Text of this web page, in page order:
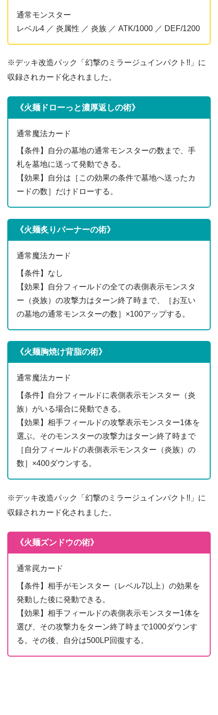
通常モンスター
レベル4 ／ 炎属性 ／ 炎族 ／ ATK/1000 ／ DEF/1200
※デッキ改造パック「幻撃のミラージュインパクト!!」に
収録されカード化されました。
《火麺ドローっと濃厚返しの術》
通常魔法カード
【条件】自分の墓地の通常モンスターの数まで、手
札を墓地に送って発動できる。
【効果】自分は［この効果の条件で墓地へ送ったカ
ードの数］だけドローする。
《火麺炙りバーナーの術》
通常魔法カード
【条件】なし
【効果】自分フィールドの全ての表側表示モンスタ
ー（炎族）の攻撃力はターン終了時まで、［お互い
の墓地の通常モンスターの数］×100アップする。
《火麺胸焼け背脂の術》
通常魔法カード
【条件】自分フィールドに表側表示モンスター（炎
族）がいる場合に発動できる。
【効果】相手フィールドの攻撃表示モンスター1体を
選ぶ。そのモンスターの攻撃力はターン終了時まで
［自分フィールドの表側表示モンスター（炎族）の
数］×400ダウンする。
※デッキ改造パック「幻撃のミラージュインパクト!!」に
収録されカード化されました。
《火麺ズンドウの術》
通常罠カード
【条件】相手がモンスター（レベル7以上）の効果を
発動した後に発動できる。
【効果】相手フィールドの表側表示モンスター1体を
選び、その攻撃力をターン終了時まで1000ダウンす
る。その後、自分は500LP回復する。